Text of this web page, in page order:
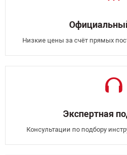
Низкие цены за счёт прямых
Экспертная
Консультации по подбору